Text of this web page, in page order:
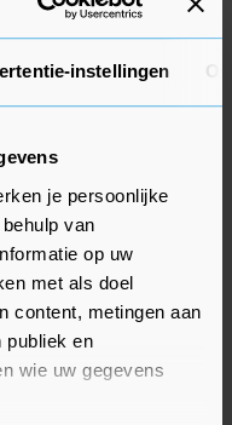
instellingen
je persoonlijke
van
op uw
met als doel
content, metingen aan
publiek en
wie uw gegevens
de
De
bijna 25.000